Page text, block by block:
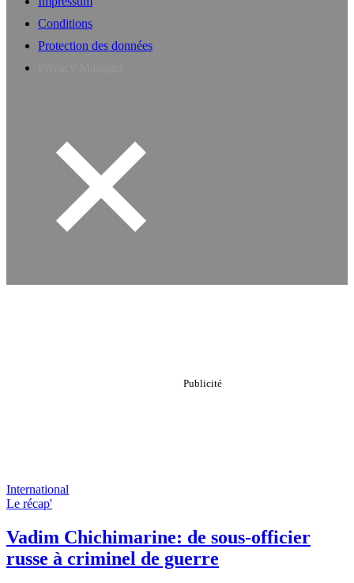
Conditions
Protection des données
International
Le récap'
Vadim Chichimarine: de sous-officier
russe à criminel de guerre